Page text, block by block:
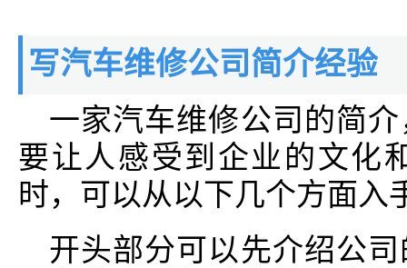
写汽车维修公司简介经验
一家汽车维修公司的简
要让人感受到企业的文化
时，可以从以下几个方面入
开头部分可以先介绍公